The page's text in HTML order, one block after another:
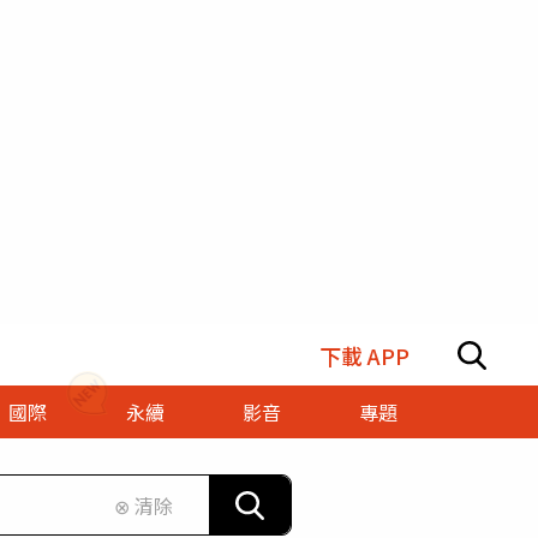
下載 APP
國際 永續 影音
專題
⊗ 清除